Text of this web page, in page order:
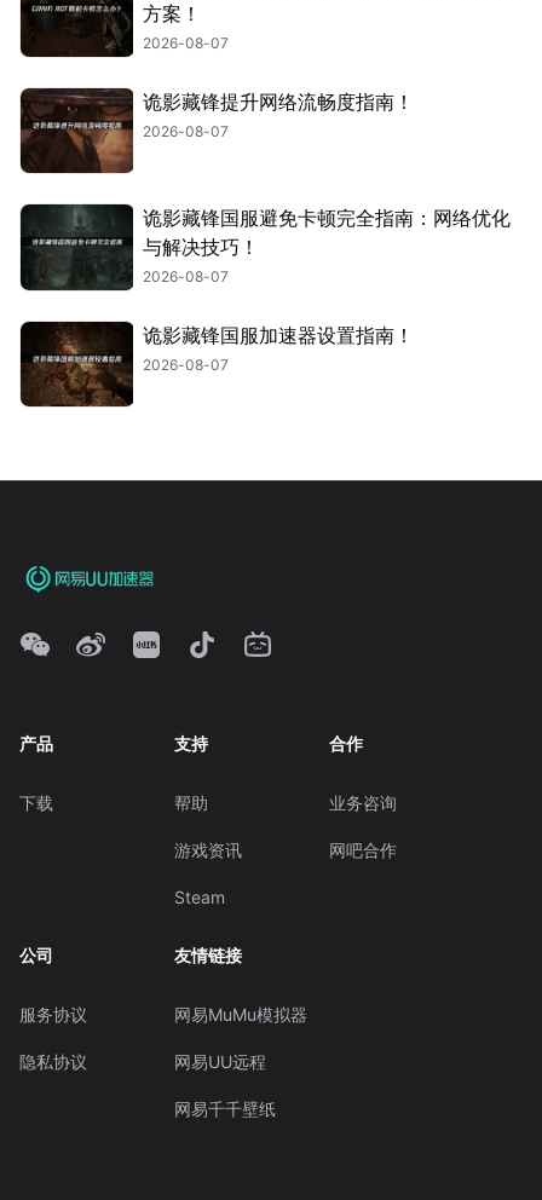
方案！
2026-08-07
诡影藏锋提升网络流畅度指南！
2026-08-07
诡影藏锋国服避免卡顿完全指南：网络优化
与解决技巧！
2026-08-07
诡影藏锋国服加速器设置指南！
2026-08-07
产品
下载
支持
帮助
游戏资讯
Steam
合作
业务咨询
网吧合作
公司
服务协议
隐私协议
友情链接
网易MuMu模拟器
网易UU远程
网易千千壁纸